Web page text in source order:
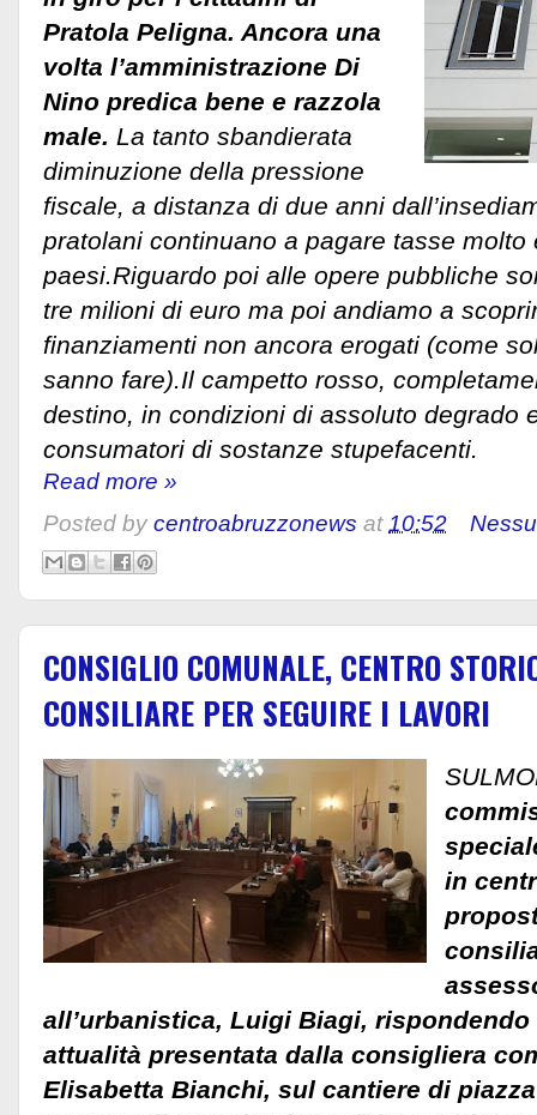
Pratola Peligna. Ancora una
volta l’amministrazione Di
Nino predica bene e razzola
male. La tanto sbandierata
diminuzione della pressione
fiscale, a distanza di due anni
pratolani continuano a pagare tasse
paesi.Riguardo poi alle opere pubbliche
tre milioni di euro ma poi andiamo a
finanziamenti non ancora erogati (come
sanno fare).Il campetto rosso,
destino, in condizioni di assoluto degrado
consumatori di sostanze stupefacenti.
Read more »
Posted by centroabruzzonews at10:52
CONSIGLIO COMUNALE, CENTRO
CONSILIARE PER SEGUIRE I LAVORI
in
all’urbanistica, Luigi Biagi,
attualità presentata dalla consigliera
Elisabetta Bianchi, sul cantiere di